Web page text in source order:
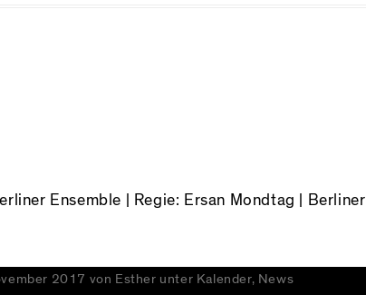
Ensemble | Regie: Ersan Mondtag | Berliner
2017 von Esther unter Kalender, News